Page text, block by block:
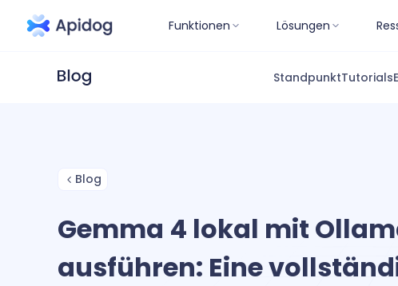
Funktionen Lösungen
StandpunktTutorials
Blog
Gemma 4 lokal mit
ausführen: Eine